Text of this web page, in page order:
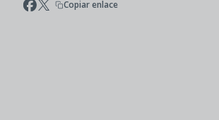
Copiar enlace